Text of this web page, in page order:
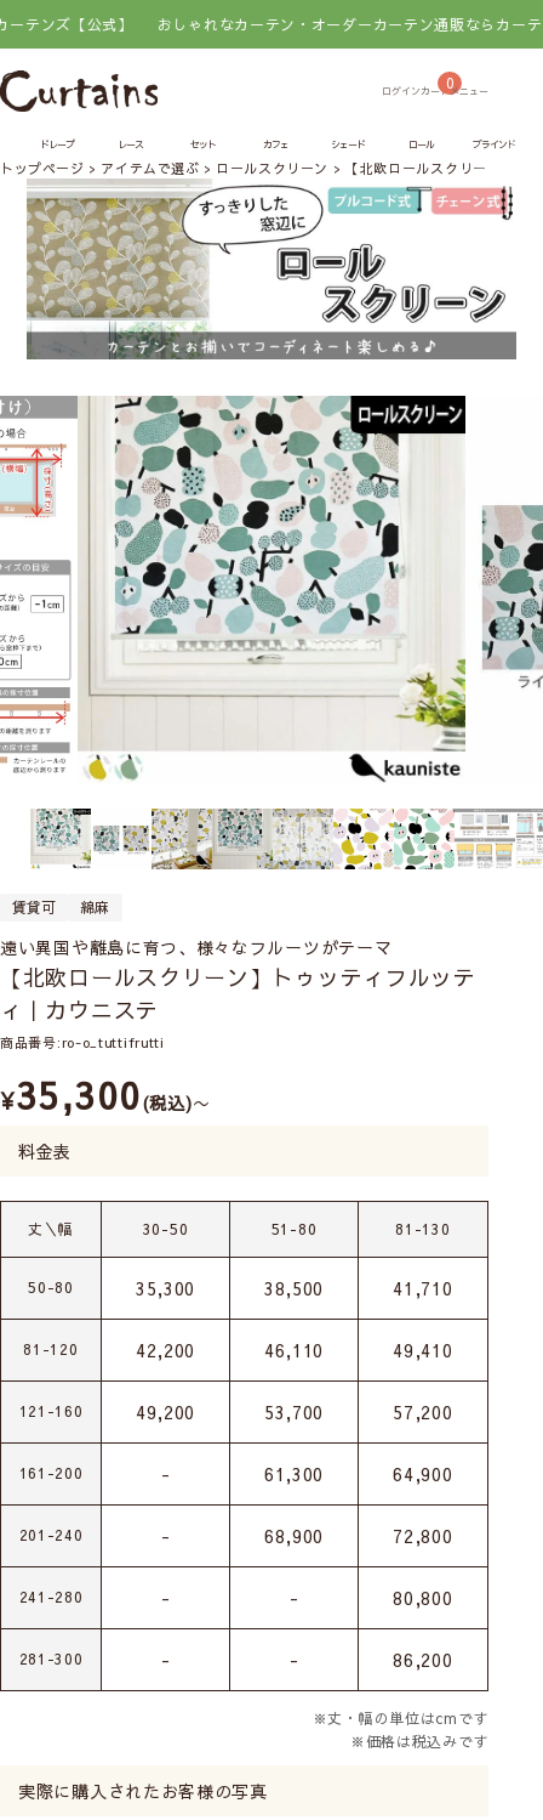
式】 おしゃれなカーテン・オーダーカーテン通販ならカーテンズ【公式
0
ドレープ レース セット カフェ シェード ロール ブラインド
トップページ アイテムで選ぶ ロールスクリーン 【北欧ロールスクリーン】ト
賃貸可 綿麻
遠い異国や離島に育つ、様々なフルーツがテーマ
【北欧ロールスクリーン】トゥッティフルッテ
ィ｜カウニステ
商品番号 ro-o_tuttifrutti
¥35,300 税込 〜
料金表
丈＼幅 30-50 51-80 81-130
50-80 35,300 38,500 41,710
81-120 42,200 46,110 49,410
121-160 49,200 53,700 57,200
161-200 - 61,300 64,900
201-240 - 68,900 72,800
241-280 - - 80,800
281-300 - - 86,200
※丈・幅の単位はcmです
※価格は税込みです
実際に購入されたお客様の写真